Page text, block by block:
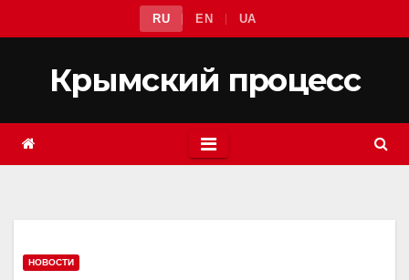
к
содержимому
RU EN UA
Крымский процесс
НОВОСТИ